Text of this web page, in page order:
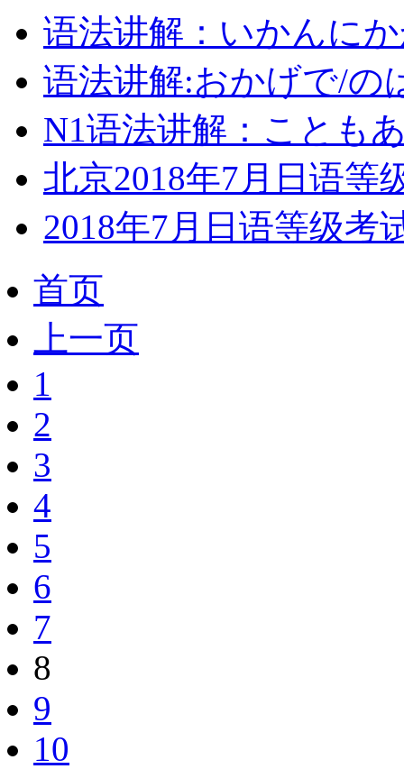
语法讲解：いかんに
语法讲解:おかげで/
N1语法讲解：ことも
北京2018年7月日语等
2018年7月日语等级考
首页
上一页
1
2
3
4
5
6
7
8
9
10